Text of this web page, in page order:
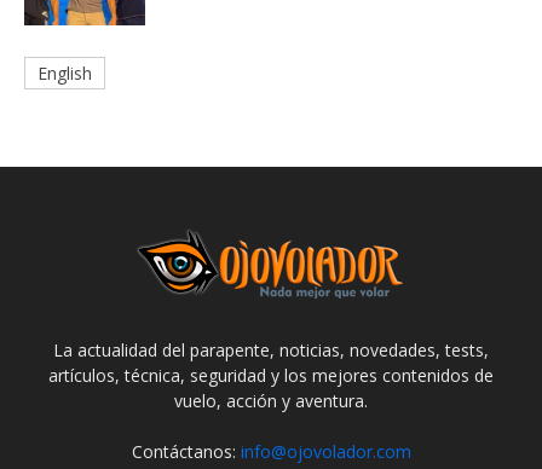
English
La actualidad del parapente, noticias, novedades, tests,
artículos, técnica, seguridad y los mejores contenidos de
vuelo, acción y aventura.
Contáctanos: info@ojovolador.com